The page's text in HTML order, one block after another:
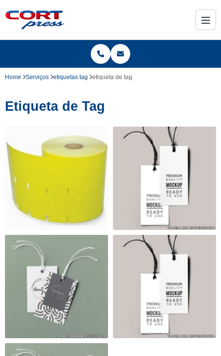
Home Serviços etiquetas tag etiqueta de tag
Etiqueta de Tag